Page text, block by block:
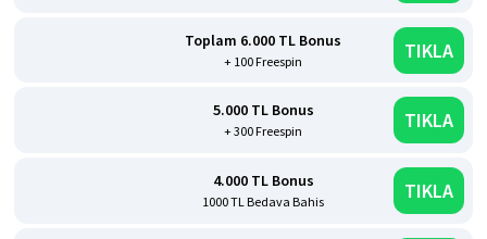
Toplam 6.000 TL Bonus
+ 100 Freespin TIKLA
5.000 TL Bonus
+ 300 Freespin TIKLA
4.000 TL Bonus
1000 TL Bedava Bahis TIKLA